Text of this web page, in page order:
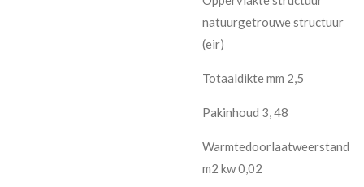
natuurgetrouwe structuur
(eir)
Totaaldikte mm 2,5
Pakinhoud 3, 48
Warmtedoorlaatweerstand
m2 kw 0,02